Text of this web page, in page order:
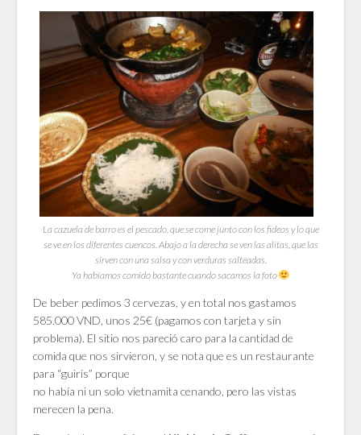
La cazuela de barro es el pescado, que se come junto con los fideos y lo que
se ve en los diferentes cuencos. Abajo a la derecha se ven las alitas, que las
sirven con una salsa y con verduras salteadas.
Ya habíamos comido bastante cuando sacamos la foto
De beber pedimos 3 cervezas, y en total nos gastamos
585.000 VND, unos 25€ (pagamos con tarjeta y sin
problema). El sitio nos pareció caro para la cantidad de
comida que nos sirvieron, y se nota que es un restaurante
para “guiris” porque
no había ni un solo vietnamita cenando, pero las vistas
merecen la pena.